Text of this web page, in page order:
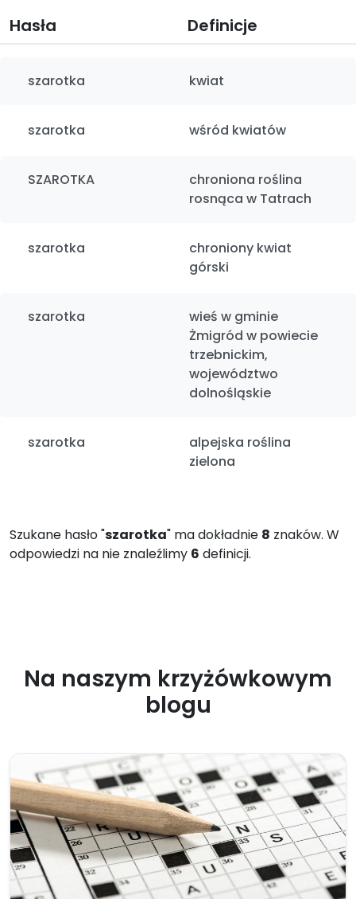
Hasła Definicje
szarotka kwiat
szarotka wśród kwiatów
SZAROTKA
chroniona roślina
rosnąca w Tatrach
szarotka
chroniony kwiat
górski
szarotka
wieś w gminie
Żmigród w powiecie
trzebnickim,
województwo
dolnośląskie
szarotka
alpejska roślina
zielona
Szukane hasło "szarotka" ma dokładnie 8 znaków. W
odpowiedzi na nie znaleźlimy 6 definicji.
Na naszym krzyżówkowym
blogu